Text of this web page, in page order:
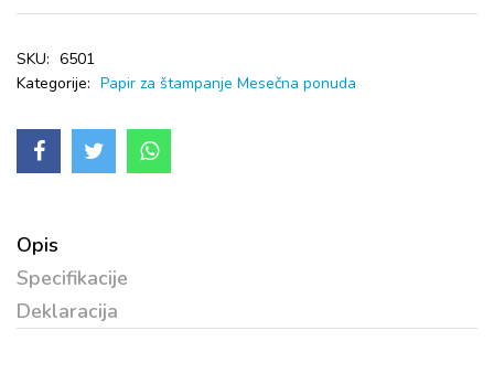
SKU: 6501
Kategorije: Papir za štampanje Mesečna ponuda
Opis
Specifikacije
Deklaracija